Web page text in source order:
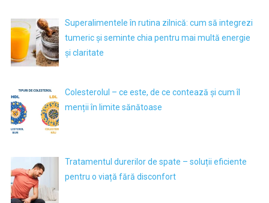
Superalimentele în rutina zilnică: cum să integrezi
tumeric și seminte chia pentru mai multă energie
și claritate
Colesterolul – ce este, de ce contează și cum îl
menții în limite sănătoase
Tratamentul durerilor de spate – soluții eficiente
pentru o viață fără disconfort